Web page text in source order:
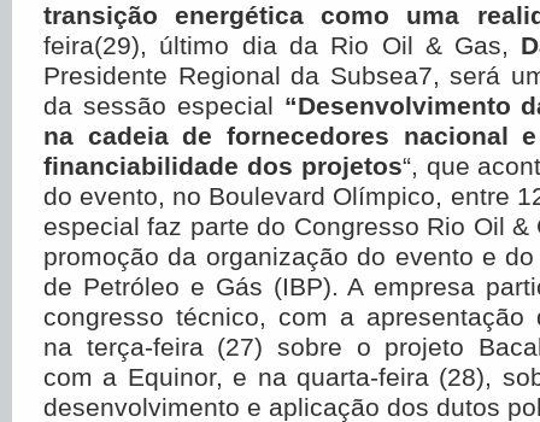
transição energética como uma
feira(29), último dia da Rio Oil & Gas,
Presidente Regional da Subsea7, será
da sessão especial “Desenvolvimento
na cadeia de fornecedores nacional
financiabilidade dos projetos“, que
do evento, no Boulevard Olímpico, entre
especial faz parte do Congresso Rio Oil &
promoção da organização do evento e
de Petróleo e Gás (IBP). A empresa
congresso técnico, com a apresentação
na terça-feira (27) sobre o projeto
com a Equinor, e na quarta-feira (28),
desenvolvimento e aplicação dos dutos